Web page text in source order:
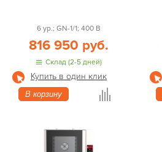
6 ур.; GN-1/1; 400 В
816 950 руб.
Склад (2-5 дней)
Купить в один клик
В корзину